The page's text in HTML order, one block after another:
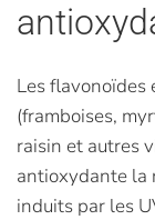
Les flavonoïdes
(framboises,
raisin et autres
antioxydante la
induits par les